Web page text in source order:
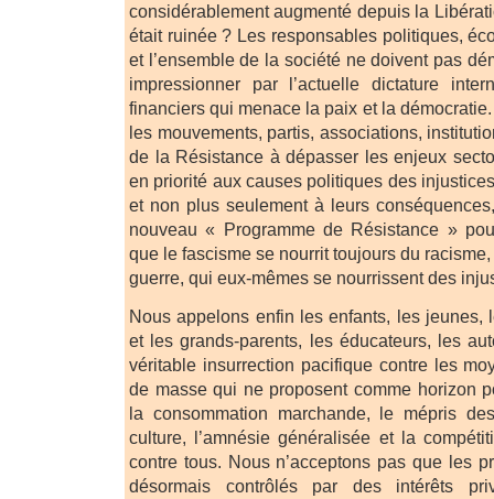
considérablement augmenté depuis la
était ruinée ? Les responsables politiques,
et l’ensemble de la société ne doivent pas
impressionner par l’actuelle dictature
financiers qui menace la paix et la
les mouvements, partis, associations,
de la Résistance à dépasser les enjeux
en priorité aux causes politiques des
et non plus seulement à leurs
nouveau « Programme de Résistance »
que le fascisme se nourrit toujours du
guerre, qui eux-mêmes se nourrissent des
Nous appelons enfin les enfants, les jeunes,
et les grands-parents, les éducateurs, les
véritable insurrection pacifique contre les
de masse qui ne proposent comme horizon
la consommation marchande, le mépris
culture, l’amnésie généralisée et la
contre tous. Nous n’acceptons pas que les
désormais contrôlés par des intérêts